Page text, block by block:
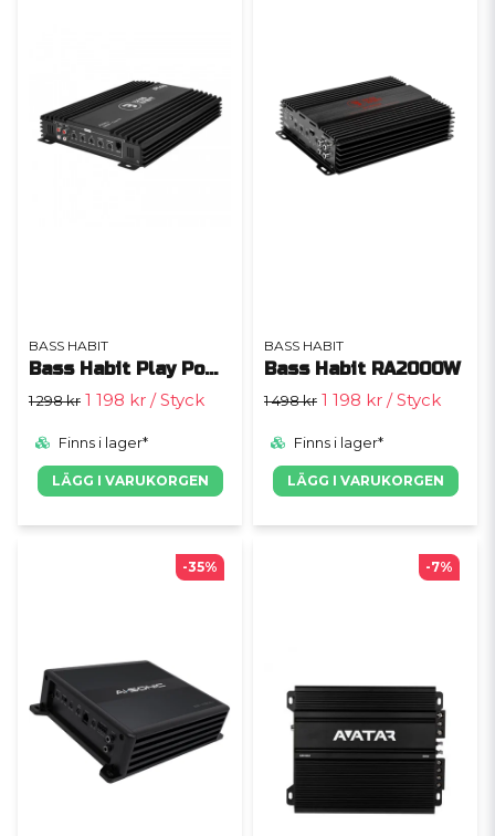
BASS HABIT
Bass Habit Play Power 600.1 (gen. 2)
1 298 kr 1 198 kr / Styck
Finns i lager*
LÄGG I VARUKORGEN
BASS HABIT
Bass Habit RA2000W
1 498 kr 1 198 kr / Styck
Finns i lager*
LÄGG I VARUKORGEN
-35% -7%